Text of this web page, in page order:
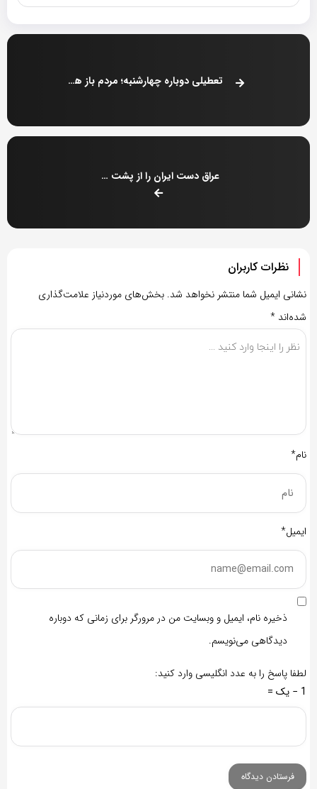
تعطیلی دوباره چهارشنبه؛ مردم باز هم غوغا کردند
عراق دست ایران را از پشت بست !
نظرات کاربران
نشانی ایمیل شما منتشر نخواهد شد. بخش‌های موردنیاز علامت‌گذاری
شده‌اند *
نام*
ایمیل*
ذخیره نام، ایمیل و وبسایت من در مرورگر برای زمانی که دوباره
دیدگاهی می‌نویسم.
لطفا پاسخ را به عدد انگلیسی وارد کنید:
1 − یک =